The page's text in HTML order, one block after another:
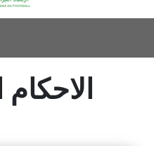
الاحكام